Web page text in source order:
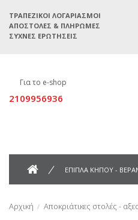
ΤΡΑΠΕΖΙΚΟΊ ΛΟΓΑΡΙΑΣΜΟΊ
ΑΠΟΣΤΟΛΈΣ & ΠΛΗΡΩΜΈΣ
ΣΥΧΝΈΣ ΕΡΩΤΉΣΕΙΣ
Για το e-shop
2109956936
ΕΠΙΠΛΑ ΚΗΠΟΥ -
Αρχική Αποκριάτικες στολές -